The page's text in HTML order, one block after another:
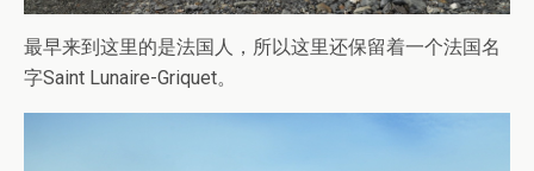
最早来到这里的是法国人，所以这里还保留着一个法国名
字Saint Lunaire-Griquet。